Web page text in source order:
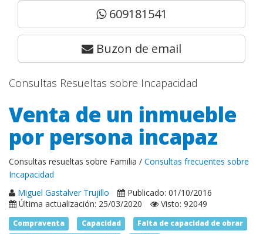
609181541
Buzon de email
Consultas Resueltas sobre Incapacidad
Venta de un inmueble
por persona incapaz
Consultas resueltas sobre Familia / Consultas frecuentes sobre
Incapacidad
Miguel Gastalver Trujillo
Publicado: 01/10/2016
Última actualización: 25/03/2020
Visto: 92049
Compraventa Capacidad
Falta de capacidad de obrar